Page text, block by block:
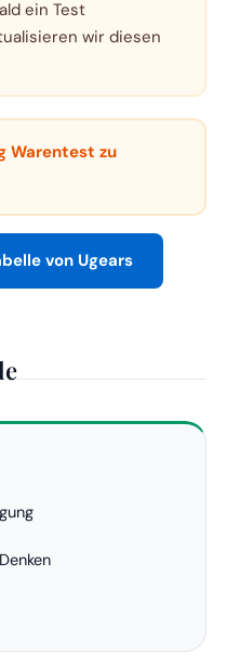
ein Test
wir diesen
Warentest zu
von Ugears